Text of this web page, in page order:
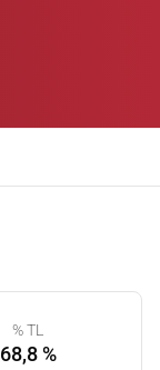
% TL
68,8 %